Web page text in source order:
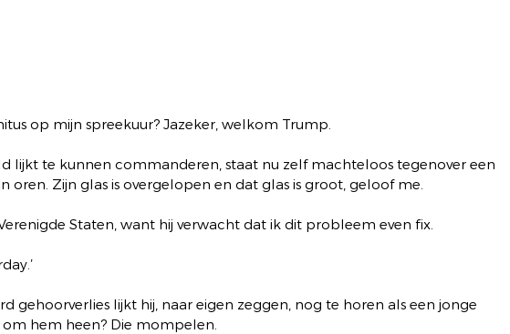
op mijn spreekuur? Jazeker, welkom Trump.
lijkt te kunnen commanderen, staat nu zelf machteloos tegenover een
oren. Zijn glas is overgelopen en dat glas is groot, geloof me.
Staten, want hij verwacht dat ik dit probleem even fix.
gehoorverlies lijkt hij, naar eigen zeggen, nog te horen als een jonge
hem heen? Die mompelen.